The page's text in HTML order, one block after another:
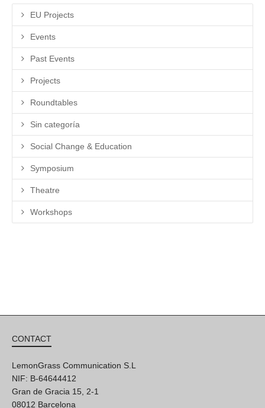
EU Projects
Events
Past Events
Projects
Roundtables
Sin categoría
Social Change & Education
Symposium
Theatre
Workshops
CONTACT
LemonGrass Communication S.L
NIF: B-64644412
Gran de Gracia 15, 2-1
08012 Barcelona